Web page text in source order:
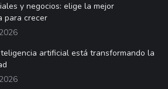
y negocios: elige la mejor
para crecer
artificial está transformando la